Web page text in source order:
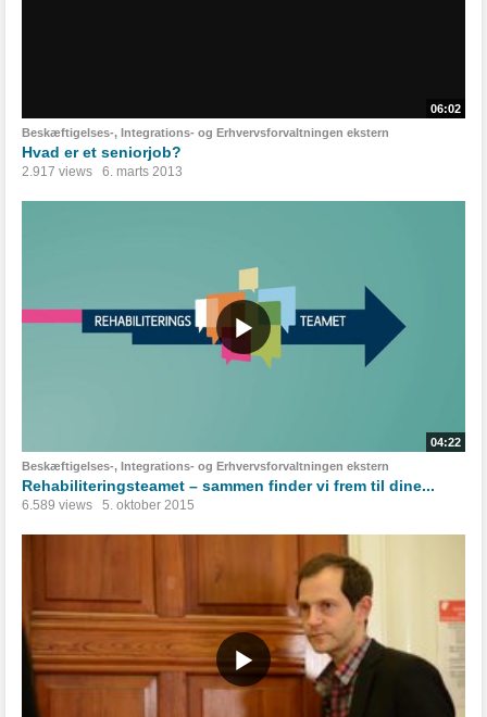
06:02
Beskæftigelses-, Integrations- og Erhvervsforvaltningen ekstern
Hvad er et seniorjob?
2.917 views 6. marts 2013
04:22
Beskæftigelses-, Integrations- og Erhvervsforvaltningen ekstern
Rehabiliteringsteamet – sammen finder vi frem til dine...
6.589 views 5. oktober 2015